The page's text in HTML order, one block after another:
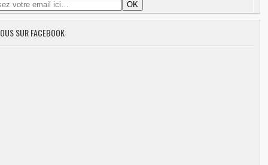
SUR FACEBOOK: